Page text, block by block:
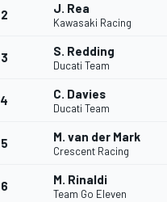
2 J. Rea
Kawasaki Racing
3 S. Redding
Ducati Team
4 C. Davies
Ducati Team
5 M. van der Mark
Crescent Racing
6 M. Rinaldi
Team Go Eleven